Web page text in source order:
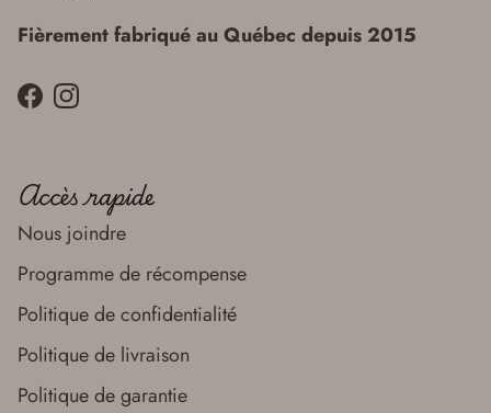
Fièrement fabriqué au Québec depuis 2015
FacebookInstagram
Accès rapide
Nous joindre
Programme de récompense
Politique de confidentialité
Politique de livraison
Politique de garantie